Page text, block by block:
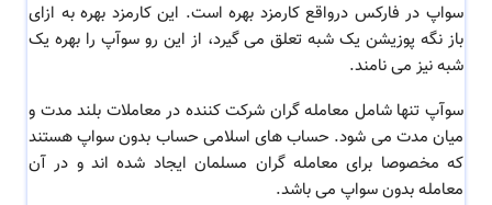
سواپ در فارکس درواقع کارمزد بهره است. این کارمزد بهره به ازای
باز نگه پوزیشن یک شبه تعلق می گیرد، از این رو سوآپ را بهره یک
شبه نیز می نامند.
سوآپ تنها شامل معامله گران شرکت کننده در معاملات بلند مدت و
میان مدت می شود. حساب های اسلامی حساب بدون سواپ هستند
که مخصوصا برای معامله گران مسلمان ایجاد شده اند و در آن
معامله بدون سواپ می باشد.